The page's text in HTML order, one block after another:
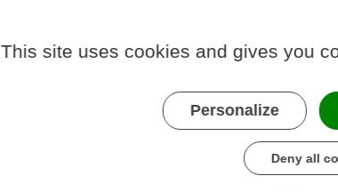
This site uses cookies and gives you
Personalize
Deny all